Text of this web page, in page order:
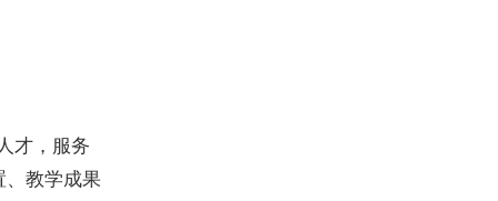
才，服务
、教学成果